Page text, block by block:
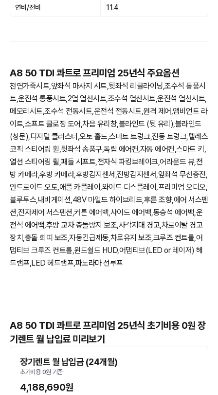
연비/전비 11.4
A8 50 TDI 콰트로 프리미엄 25년식 주요옵션
천연가죽시트,앞좌석 마사지 시트,뒷좌석 리클라이닝,조수석 통풍시
트,운전석 통풍시트,2열 열선시트,조수석 열선시트,운전석 열선시트,
메모리시트,조수석 전동시트,운전석 전동시트,원격 제어,앰비언트 라
이트,소프트 클로징 도어,차음 유리창,블라인드 (뒷 유리),블라인드
(창문),디지털 클러스터,오토 홀드,스마트 트렁크,전동 트렁크,텔레스
코픽 스티어링 휠,뒷좌석 송풍구,독립 에어컨,자동 에어컨,스마트 키,
열선 스티어링 휠,패들 시프트,전자식 파킹브레이크,어라운드 뷰,전
방 카메라,후방 카메라,후방감지센서,전방감지센서,앞좌석 무선충전,
안드로이드 오토,애플 카플레이,와이드 디스플레이,프리미엄 오디오,
블루투스,내비게이션,48V 마일드 하이브리드,후륜 조향,에어 서스펜
션,전자제어 서스펜션,커튼 에어백,사이드 에어백,동승석 에어백,운
전석 에어백,후방 교차 충돌방지 보조,사각지대 경고,차로이탈 경고
장치,충돌 회피 보조,자동긴급제동,차로유지 보조,크루즈 컨트롤,어
댑티브 크루즈 컨트롤,윈드쉴드 HUD,어댑티브(LED or 레이저) 헤
드램프,LED 헤드램프,파노라마 선루프
A8 50 TDI 콰트로 프리미엄 25년식 초기비용 0원 장
기렌트 월 납입료 미리보기
장기렌트 월 납입금 (24개월)
초기비용 0원 기준
4,188,690원